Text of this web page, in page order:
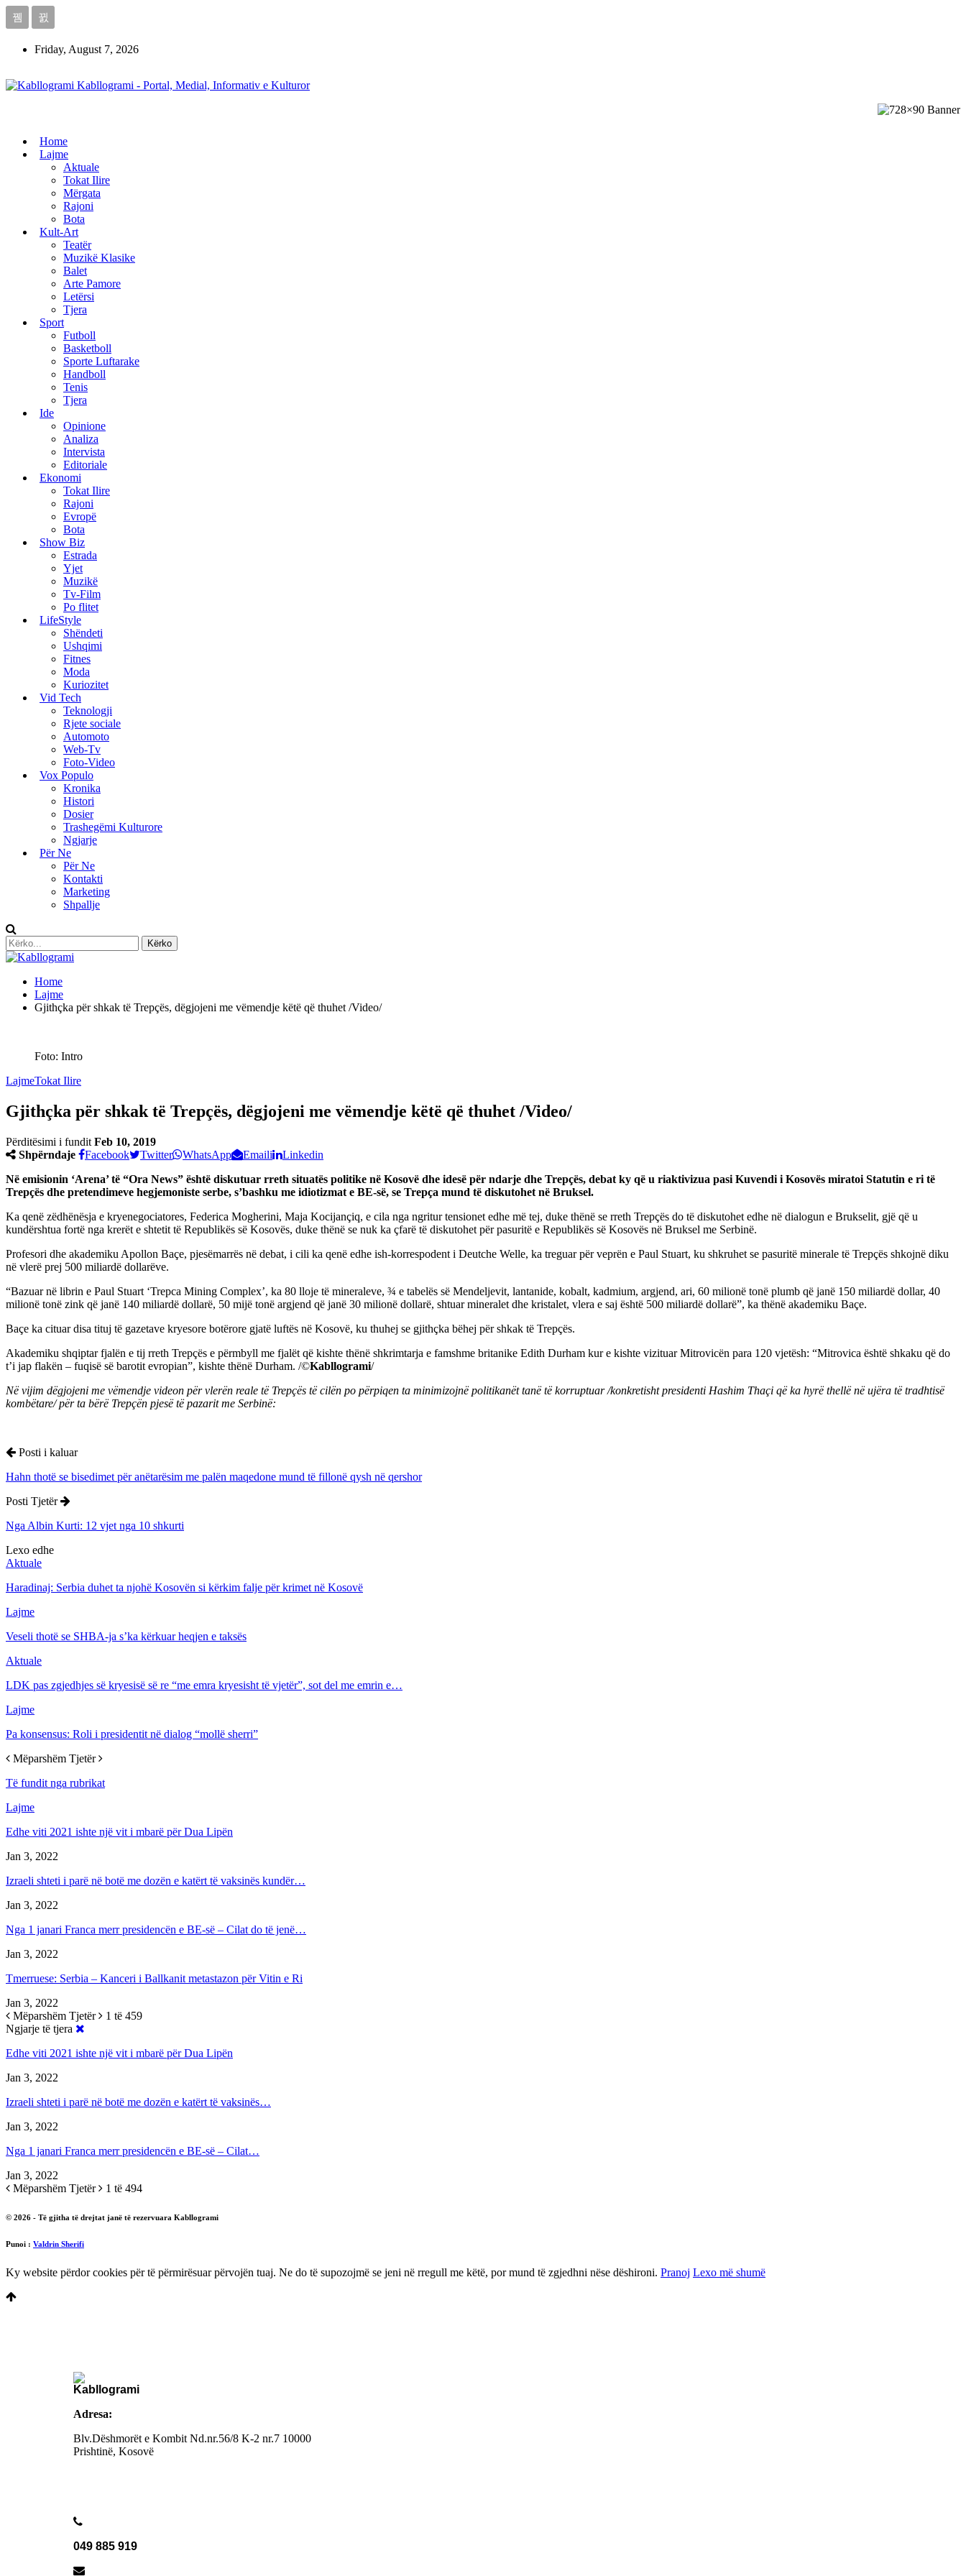
Friday, August 7, 2026
Kabllogrami - Portal, Medial, Informativ e Kulturor
Home
Lajme
Aktuale
Tokat Ilire
Mërgata
Rajoni
Bota
Kult-Art
Teatër
Muzikë Klasike
Balet
Arte Pamore
Letërsi
Tjera
Sport
Futboll
Basketboll
Sporte Luftarake
Handboll
Tenis
Tjera
Ide
Opinione
Analiza
Intervista
Editoriale
Ekonomi
Tokat Ilire
Rajoni
Evropë
Bota
Show Biz
Estrada
Yjet
Muzikë
Tv-Film
Po flitet
LifeStyle
Shëndeti
Ushqimi
Fitnes
Moda
Kuriozitet
Vid Tech
Teknologji
Rjete sociale
Automoto
Web-Tv
Foto-Video
Vox Populo
Kronika
Histori
Dosier
Trashegëmi Kulturore
Ngjarje
Për Ne
Për Ne
Kontakti
Marketing
Shpallje
Home
Lajme
Gjithçka për shkak të Trepçës, dëgjojeni me vëmendje këtë që thuhet /Video/
Foto: Intro
LajmeTokat Ilire
Gjithçka për shkak të Trepçës, dëgjojeni me vëmendje këtë që thuhet /Video/
Përditësimi i fundit Feb 10, 2019
Shpërndaje
Facebook Twitter WhatsApp Emaili
Linkedin
Në emisionin ‘Arena’ të “Ora News” është diskutuar rreth situatës politike në Kosovë dhe idesë për ndarje dhe Trepçës, debat ky që u riaktivizua pasi Kuvendi i Kosovës miratoi Statutin e ri të
Trepçës dhe pretendimeve hegjemoniste serbe, s’bashku me idiotizmat e BE-së, se Trepça mund të diskutohet në Bruksel.
Ka qenë zëdhënësja e kryenegociatores, Federica Mogherini, Maja Kocijançiq, e cila nga ngritur tensionet edhe më tej, duke thënë se rreth Trepçës do të diskutohet edhe në dialogun e Brukselit, gjë që u
kundërshtua fortë nga krerët e shtetit të Republikës së Kosovës, duke thënë se nuk ka çfarë të diskutohet për pasuritë e Republikës së Kosovës në Bruksel me Serbinë.
Profesori dhe akademiku Apollon Baçe, pjesëmarrës në debat, i cili ka qenë edhe ish-korrespodent i Deutche Welle, ka treguar për veprën e Paul Stuart, ku shkruhet se pasuritë minerale të Trepçës shkojnë diku
në vlerë prej 500 miliardë dollarëve.
“Bazuar në librin e Paul Stuart ‘Trepca Mining Complex’, ka 80 lloje të mineraleve, ¾ e tabelës së Mendeljevit, lantanide, kobalt, kadmium, argjend, ari, 60 milionë tonë plumb që janë 150 miliardë dollar, 40
milionë tonë zink që janë 140 miliardë dollarë, 50 mijë tonë argjend që janë 30 milionë dollarë, shtuar mineralet dhe kristalet, vlera e saj është 500 miliardë dollarë”, ka thënë akademiku Baçe.
Baçe ka cituar disa tituj të gazetave kryesore botërore gjatë luftës në Kosovë, ku thuhej se gjithçka bëhej për shkak të Trepçës.
Akademiku shqiptar fjalën e tij rreth Trepçës e përmbyll me fjalët që kishte thënë shkrimtarja e famshme britanike Edith Durham kur e kishte vizituar Mitrovicën para 120 vjetësh: “Mitrovica është shkaku që do
t’i jap flakën – fuqisë së barotit evropian”, kishte thënë Durham. /©Kabllogrami/
Në vijim dëgjojeni me vëmendje videon për vlerën reale të Trepçës të cilën po përpiqen ta minimizojnë politikanët tanë të korruptuar /konkretisht presidenti Hashim Thaçi që ka hyrë thellë në ujëra të tradhtisë
kombëtare/ për ta bërë Trepçën pjesë të pazarit me Serbinë:
Posti i kaluar
Hahn thotë se bisedimet për anëtarësim me palën maqedone mund të fillonë qysh në qershor
Posti Tjetër
Nga Albin Kurti: 12 vjet nga 10 shkurti
Lexo edhe
Aktuale
Haradinaj: Serbia duhet ta njohë Kosovën si kërkim falje për krimet në Kosovë
Lajme
Veseli thotë se SHBA-ja s’ka kërkuar heqjen e taksës
Aktuale
LDK pas zgjedhjes së kryesisë së re “me emra kryesisht të vjetër”, sot del me emrin e…
Lajme
Pa konsensus: Roli i presidentit nё dialog “mollё sherri”
Mëparshëm Tjetër
Të fundit nga rubrikat
Lajme
Edhe viti 2021 ishte një vit i mbarë për Dua Lipën
Jan 3, 2022
Izraeli shteti i parë në botë me dozën e katërt të vaksinës kundër…
Jan 3, 2022
Nga 1 janari Franca merr presidencën e BE-së – Cilat do të jenë…
Jan 3, 2022
Tmerruese: Serbia – Kanceri i Ballkanit metastazon për Vitin e Ri
Jan 3, 2022
Mëparshëm Tjetër
1 të 459
Ngjarje të tjera
Edhe viti 2021 ishte një vit i mbarë për Dua Lipën
Jan 3, 2022
Izraeli shteti i parë në botë me dozën e katërt të vaksinës…
Jan 3, 2022
Nga 1 janari Franca merr presidencën e BE-së – Cilat…
Jan 3, 2022
Mëparshëm Tjetër 1 të 494
© 2026 - Të gjitha të drejtat janë të rezervuara Kabllogrami
Punoi : Valdrin Sherifi
Ky website përdor cookies për të përmirësuar përvojën tuaj. Ne do të supozojmë se jeni në rregull me këtë, por mund të zgjedhni nëse dëshironi. Pranoj Lexo më shumë
Adresa:
Blv.Dëshmorët e Kombit Nd.nr.56/8 K-2 nr.7 10000
Prishtinë, Kosovë
049 885 919